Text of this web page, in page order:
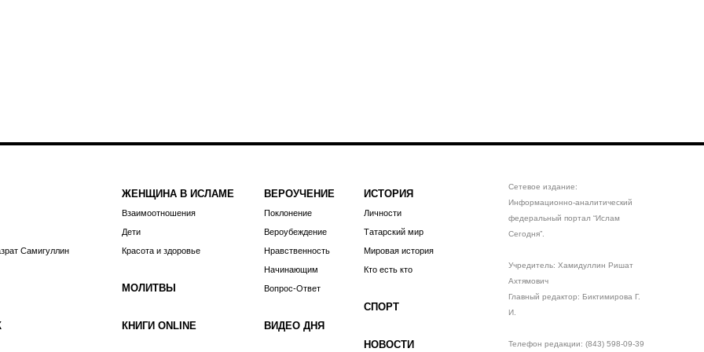
Самигуллин
ЖЕНЩИНА В ИСЛАМЕ
Взаимоотношения
Дети
Красота и здоровье
МОЛИТВЫ
КНИГИ ONLINE
ВЕРОУЧЕНИЕ
Поклонение
Вероубеждение
Нравственность
Начинающим
Вопрос-Ответ
ВИДЕО ДНЯ
ИСТОРИЯ
Личности
Татарский мир
Мировая история
Кто есть кто
СПОРТ
НОВОСТИ
Сетевое издание:
Информационно-аналитический
федеральный портал “Ислам
Сегодня”.
Учредитель: Хамидуллин Ришат
Ахтямович
Главный редактор: Биктимирова Г.
И.
Телефон редакции: (843) 598-09-39